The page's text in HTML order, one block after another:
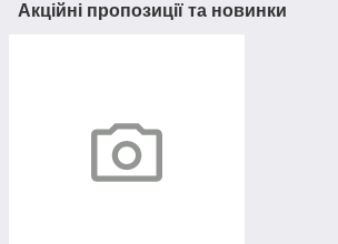
Акційні пропозиції та новинки